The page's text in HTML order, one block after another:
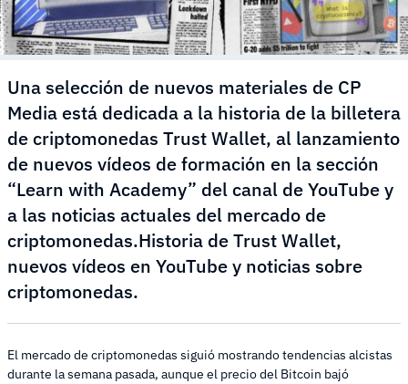
Una selección de nuevos materiales de CP
Media está dedicada a la historia de la billetera
de criptomonedas Trust Wallet, al lanzamiento
de nuevos vídeos de formación en la sección
“Learn with Academy” del canal de YouTube y
a las noticias actuales del mercado de
criptomonedas.Historia de Trust Wallet,
nuevos vídeos en YouTube y noticias sobre
criptomonedas.
El mercado de criptomonedas siguió mostrando tendencias alcistas
durante la semana pasada, aunque el precio del Bitcoin bajó